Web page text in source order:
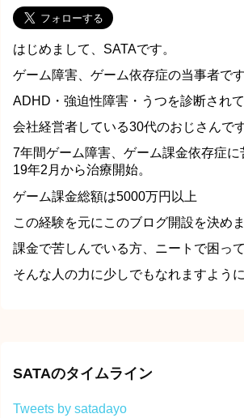
はじめまして、SATAです。
ゲーム障害、ゲーム依存症の当事者です
ADHD・強迫性障害・うつを診断されて
会社経営者している30代のおじさんです
7年間ゲーム障害、ゲーム課金依存症
19年2月から治療開始。
ゲーム課金総額は5000万円以上
この経験を元にこのブログ開設を決めま
課金で苦しんでいる方、ニートで困っ
そんな人の力に少しでもなれますように
SATAのタイムライン
Tweets by satadayo